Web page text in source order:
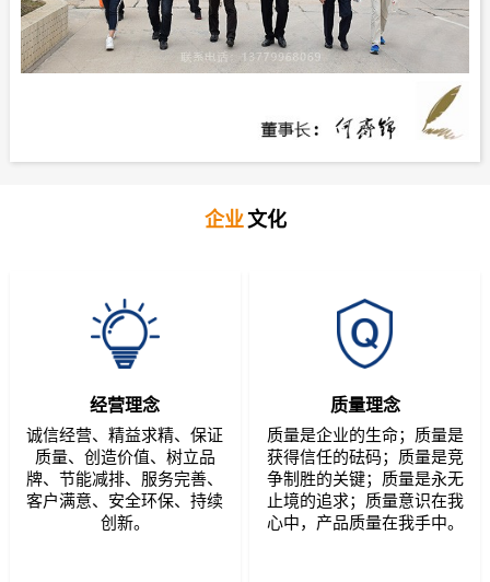
企业文化
经营理念
诚信经营、精益求精、保证
质量、创造价值、树立品
牌、节能减排、服务完善、
客户满意、安全环保、持续
创新。
质量理念
质量是企业的生命；质量是
获得信任的砝码；质量是竞
争制胜的关键；质量是永无
止境的追求；质量意识在我
心中，产品质量在我手中。